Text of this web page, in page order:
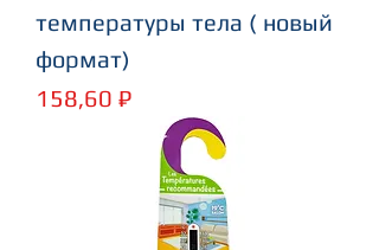
температуры тела ( новый
формат)
Цена
158,60 ₽